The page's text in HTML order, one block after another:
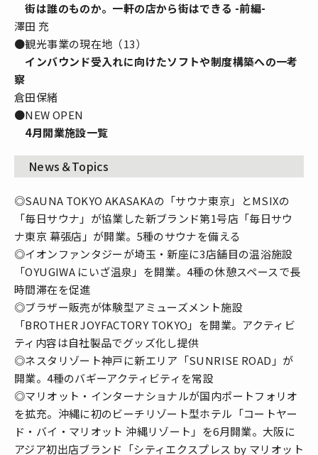
街は誰のものか。一軒の店から街はできる -前編-
澤田 充
●観光事業の現在地（13）
インバウンド受入れに向けたソフトや制度構築への一考
察
倉田保緒
●NEW OPEN
4月開業施設一覧
News＆Topics
◎SAUNA TOKYO AKASAKAの「サウナ東京」とMSIXの
「毎日サウナ」が協業した新ブランド第1号店「毎日サウ
ナ東京 幕張店」が開業。5種のサウナを備える
◎イオンファンタジーが埼玉・新座に3店舗目の温浴施設
「OYUGIWA にいざ温泉」を開業。4種の休憩スペースで長
時間滞在を促進
◎ブラザー販売が体験型アミューズメント施設
「BROTHER JOYFACTORY TOKYO」を開業。アクティビ
ティ内容は自社製品でグッズ化し提供
◎ネスタリゾート神戸に新エリア「SUNRISE ROAD」が
開業。4種のバギーアクティビティを常設
◎マリオット・インターナショナルが国内ポートフォリオ
を拡充。沖縄に初のビーチリゾート型ホテル「コートヤー
ド・バイ・マリオット 沖縄リゾート」を6月開業。大阪に
アジア初出店ブランド「シティエクスプレス by マリオット